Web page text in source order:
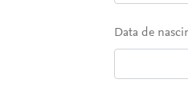
Data de